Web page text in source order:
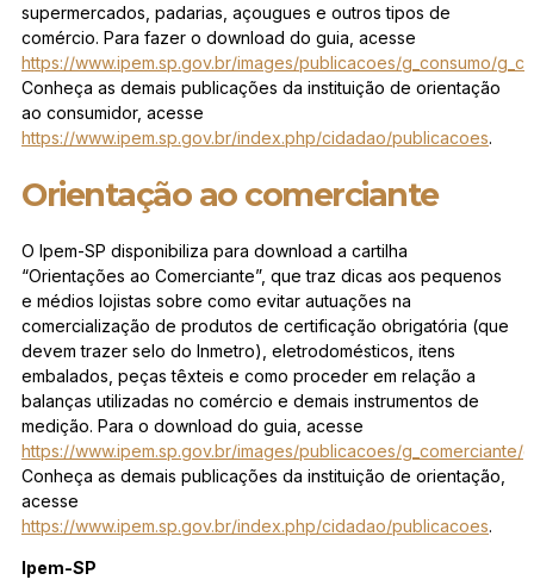
supermercados, padarias, açougues e outros tipos de
comércio. Para fazer o download do guia, acesse
https://www.ipem.sp.gov.br/images/publicacoes/g_consumo/
Conheça as demais publicações da instituição de orientação
ao consumidor, acesse
https://www.ipem.sp.gov.br/index.php/cidadao/publicacoes.
Orientação ao comerciante
O Ipem-SP disponibiliza para download a cartilha
“Orientações ao Comerciante”, que traz dicas aos pequenos
e médios lojistas sobre como evitar autuações na
comercialização de produtos de certificação obrigatória (que
devem trazer selo do Inmetro), eletrodomésticos, itens
embalados, peças têxteis e como proceder em relação a
balanças utilizadas no comércio e demais instrumentos de
medição. Para o download do guia, acesse
https://www.ipem.sp.gov.br/images/publicacoes/g_comerciante/
Conheça as demais publicações da instituição de orientação,
acesse
https://www.ipem.sp.gov.br/index.php/cidadao/publicacoes.
Ipem-SP